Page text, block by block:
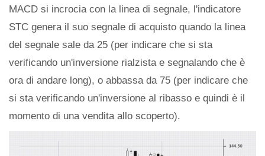
MACD si incrocia con la linea di segnale, l'indicatore
STC genera il suo segnale di acquisto quando la linea
del segnale sale da 25 (per indicare che si sta
verificando un'inversione rialzista e segnalando che è
ora di andare long), o abbassa da 75 (per indicare che
si sta verificando un'inversione al ribasso e quindi è il
momento di una vendita allo scoperto).